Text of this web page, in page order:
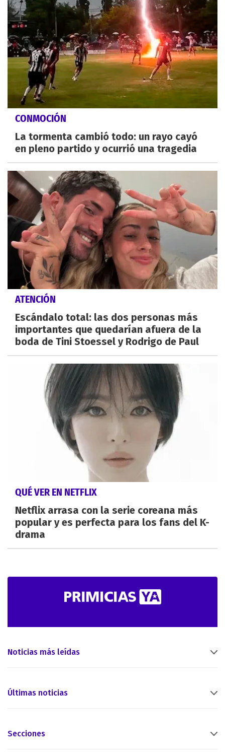
CONMOCIÓN
La tormenta cambió todo: un rayo cayó
en pleno partido y ocurrió una tragedia
ATENCIÓN
Escándalo total: las dos personas más
importantes que quedarían afuera de la
boda de Tini Stoessel y Rodrigo de Paul
QUÉ VER EN NETFLIX
Netflix arrasa con la serie coreana más
popular y es perfecta para los fans del K-
drama
Noticias más leídas
Últimas noticias
Secciones